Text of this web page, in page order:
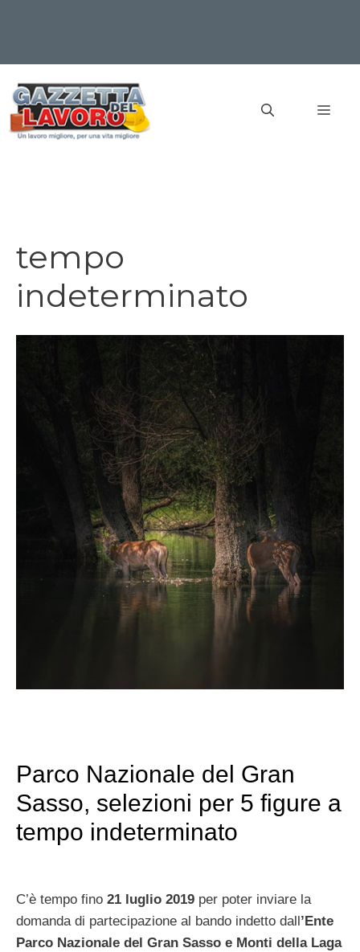
contenuto
tempo
indeterminato
Parco Nazionale del Gran
Sasso, selezioni per 5 figure a
tempo indeterminato
C’è tempo fino 21 luglio 2019 per poter inviare la
domanda di partecipazione al bando indetto dall’Ente
Parco Nazionale del Gran Sasso e Monti della Laga